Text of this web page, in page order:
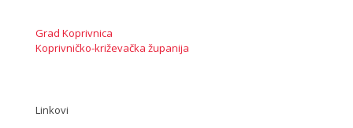
Grad Koprivnica
Koprivničko-križevačka županija
Linkovi